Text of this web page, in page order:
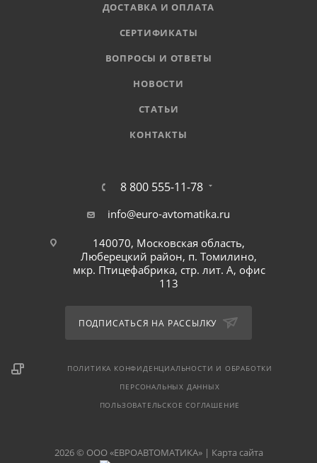
ДОСТАВКА И ОПЛАТА
СЕРТИФИКАТЫ
ВОПРОСЫ И ОТВЕТЫ
НОВОСТИ
СТАТЬИ
КОНТАКТЫ
8 800 555-11-78
info@euro-avtomatika.ru
140070, Московская область,
Люберецкий район, п. Томилино,
мкр. Птицефабрика, стр. лит. А, офис
113
ПОДПИСАТЬСЯ НА РАССЫЛКУ
ПОЛИТИКА КОНФИДЕНЦИАЛЬНОСТИ И ОБРАБОТКИ
ПЕРСОНАЛЬНЫХ ДАННЫХ
ПОЛЬЗОВАТЕЛЬСКОЕ СОГЛАШЕНИЕ
2026 © ООО «ЕВРОАВТОМАТИКА» | Карта сайта